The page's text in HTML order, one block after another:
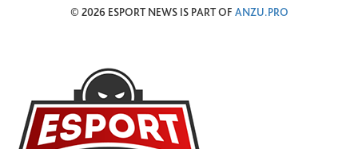
© 2026 ESPORT NEWS IS PART OF ANZU.PRO